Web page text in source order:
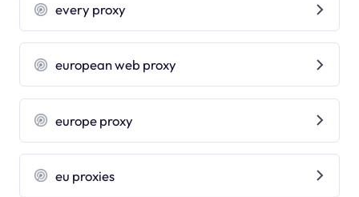
every proxy
european web proxy
europe proxy
eu proxies